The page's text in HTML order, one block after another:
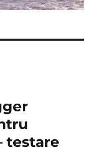
testare